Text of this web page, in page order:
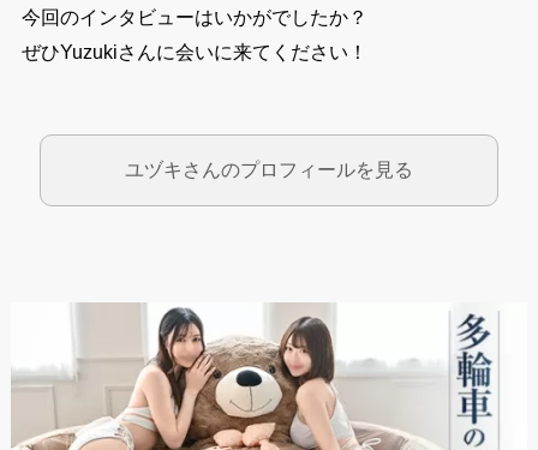
今回のインタビューはいかがでしたか？
ぜひYuzukiさんに会いに来てください！
ユヅキさんのプロフィールを見る